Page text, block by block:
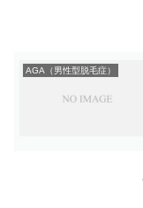
AGA（男性型脱毛症）